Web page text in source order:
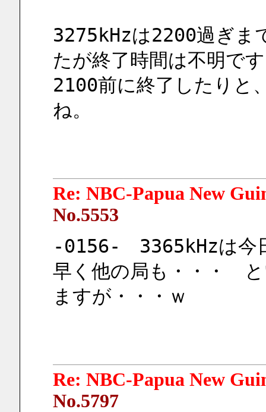
3275kHzは2200過ぎま
たが終了時間は不明で
2100前に終了したりと
ね。
Re: NBC-Papua New
No.5553
-0156-　3365kHzは今
早く他の局も・・・　
ますが・・・ｗ
Re: NBC-Papua New
No.5797